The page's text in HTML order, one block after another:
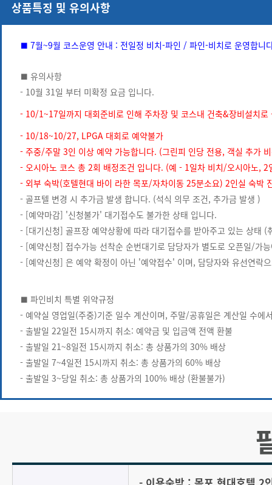
상품특징 및 유의사항
■ 7월~9월 코스운영 안내 : 전일정 비치-파인 / 파인-비치로 운영합니
■ 유의사항
- 10월 31일 부터 미확정 요금 입니다.
- 10/1~17일까지 대회준비로 인해 주차장 및 코스내 건축&장비설치로
- 10/18~10/27, LPGA 대회로 예약불가
- 주중/주말 3인 이상 예약 가능합니다. (그린피 인당 전용, 객실 추가
- 오시아노 코스 총 2회 배정조건 입니다. (예 - 1일차 비치/오시아노, 2
- 외부 숙박(호텔현대 바이 라한 목포/자차이동 25분소요) 2인실 숙박
- 골프텔 변경 시 추가금 발생 합니다. (석식 의무 조건, 추가금 발생 )
- [예약마감] '신청불가' 대기접수도 불가한 상태 입니다.
- [대기신청] 골프장 예약상황에 따라 대기접수를 받아주고 있는 상태
- [예약신청] 접수가능 선착순 순번대기로 담당자가 별도로 오픈일/가
- [예약신청] 은 예약 확정이 아닌 '예약접수' 이며, 담당자와 유선연락
■ 파인비치 특별 위약규정
- 예약실 영업일(주중)기준 일수 계산이며, 주말/공휴일은 계산일 수에
- 출발일 22일전 15시까지 취소: 예약금 및 입금액 전액 환불
- 출발일 21~8일전 15시까지 취소: 총 상품가의 30% 배상
- 출발일 7~4일전 15시까지 취소: 총 상품가의 60% 배상
- 출발일 3~당일 취소: 총 상품가의 100% 배상 (환불불가)